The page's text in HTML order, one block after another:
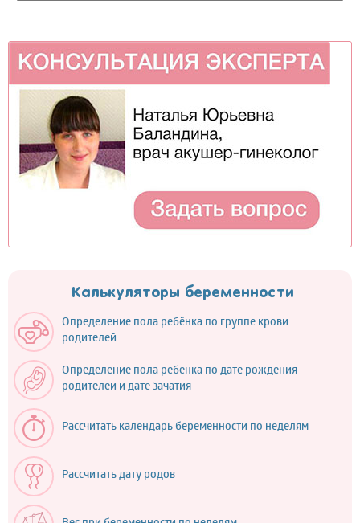
Калькуляторы беременности
Определение пола ребёнка по группе крови
родителей
Определение пола ребёнка по дате рождения
родителей и дате зачатия
Рассчитать календарь беременности по неделям
Рассчитать дату родов